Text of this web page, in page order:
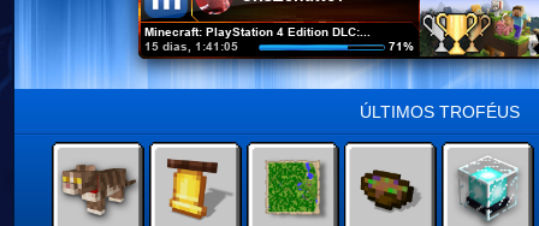
ÚLTIMOS TROFÉUS